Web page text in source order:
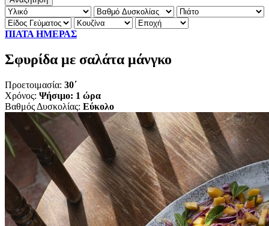
ΠΙΑΤΑ ΗΜΕΡΑΣ
Σφυρίδα με σαλάτα μάνγκο
Προετοιμασία: 30΄
Χρόνος: Ψήσιμο: 1 ώρα
Βαθμός Δυσκολίας: Εύκολο